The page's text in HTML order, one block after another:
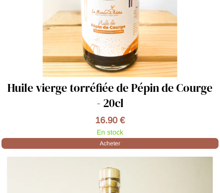
Huile vierge torréfiée de Pépin de Courge
- 20cl
16.90 €
En stock
Acheter